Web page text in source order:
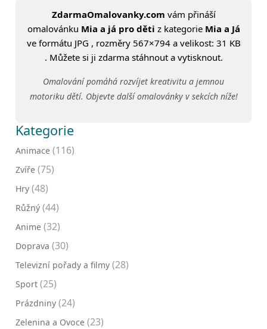
ZdarmaOmalovanky.com vám přináší
omalovánku Mia a já pro děti z kategorie Mia a Já
ve formátu JPG , rozměry 567×794 a velikost: 31 KB
. Můžete si ji zdarma stáhnout a vytisknout.
Omalování pomáhá rozvíjet kreativitu a jemnou
motoriku dětí. Objevte další omalovánky v sekcích níže!
Kategorie
Animace (116)
Zvíře (75)
Hry (48)
Růžný (44)
Anime (32)
Doprava (30)
Televizní pořady a filmy (28)
Sport (25)
Prázdniny (24)
Zelenina a Ovoce (23)